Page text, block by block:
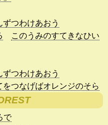
ずつわけあおう
このうみのすてきなひい
ずつわけあおう
をつなげばオレンジのそら
で